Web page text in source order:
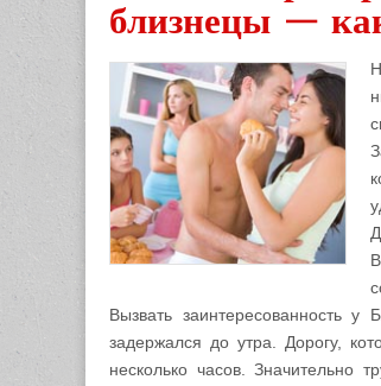
близнецы —
Вызвать заинтересованность
задержался до утра. Дорогу,
несколько часов. Значительно